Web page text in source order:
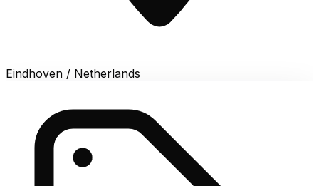
Eindhoven / Netherlands